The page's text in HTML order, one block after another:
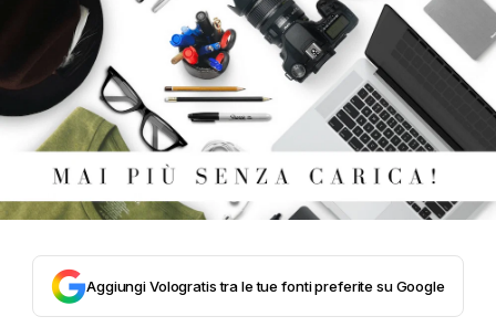
Aggiungi Vologratis tra le tue fonti preferite su Google